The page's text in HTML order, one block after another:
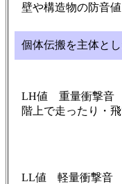
壁や構造物の防音
個体伝搬を主体と
LH値 重量衝撃音
階上で走ったり・
LL値 軽量衝撃音